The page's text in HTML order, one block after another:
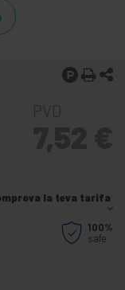
la teva tarifa
100%
safe